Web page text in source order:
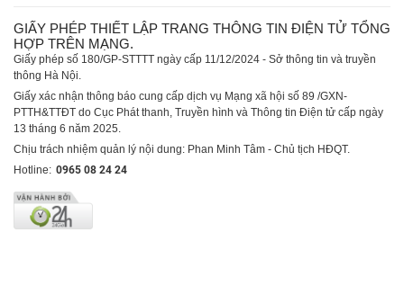
GIẤY PHÉP THIẾT LẬP TRANG THÔNG TIN ĐIỆN TỬ TỔNG
HỢP TRÊN MẠNG.
Giấy phép số 180/GP-STTTT ngày cấp 11/12/2024 - Sở thông tin và truyền
thông Hà Nội.
Giấy xác nhận thông báo cung cấp dịch vụ Mạng xã hội số 89 /GXN-
PTTH&TTĐT do Cục Phát thanh, Truyền hình và Thông tin Điện tử cấp ngày
13 tháng 6 năm 2025.
Chịu trách nhiệm quản lý nội dung: Phan Minh Tâm - Chủ tịch HĐQT.
Hotline: 0965 08 24 24